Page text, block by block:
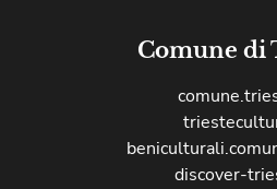
Comune di
discover-